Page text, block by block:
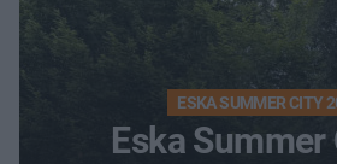
ESKA SUMMER CITY
Eska Summer